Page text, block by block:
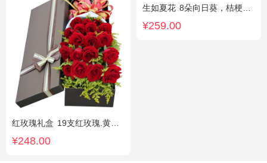
红玫瑰礼盒 19支红玫瑰.黄英配花
¥248.00
生如夏花 8朵向日葵，桔梗、红豆、绿叶搭配
¥259.00